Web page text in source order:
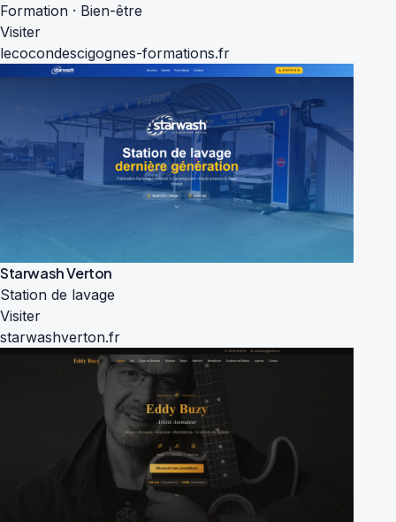
Formation · Bien-être
Visiter
lecocondescigognes-formations.fr
Starwash Verton
Station de lavage
Visiter
starwashverton.fr